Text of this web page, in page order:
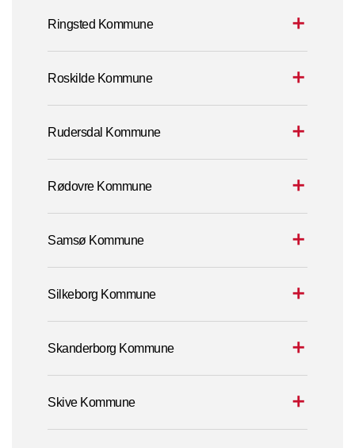
Ringsted Kommune
Roskilde Kommune
Rudersdal Kommune
Rødovre Kommune
Samsø Kommune
Silkeborg Kommune
Skanderborg Kommune
Skive Kommune